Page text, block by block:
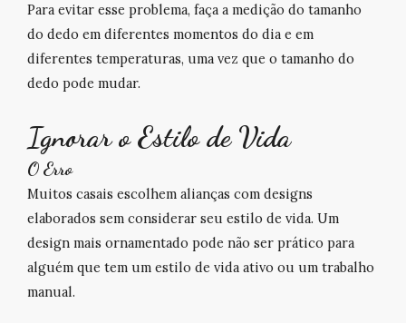
Para evitar esse problema, faça a medição do tamanho
do dedo em diferentes momentos do dia e em
diferentes temperaturas, uma vez que o tamanho do
dedo pode mudar.
Ignorar o Estilo de Vida
O Erro
Muitos casais escolhem alianças com designs
elaborados sem considerar seu estilo de vida. Um
design mais ornamentado pode não ser prático para
alguém que tem um estilo de vida ativo ou um trabalho
manual.